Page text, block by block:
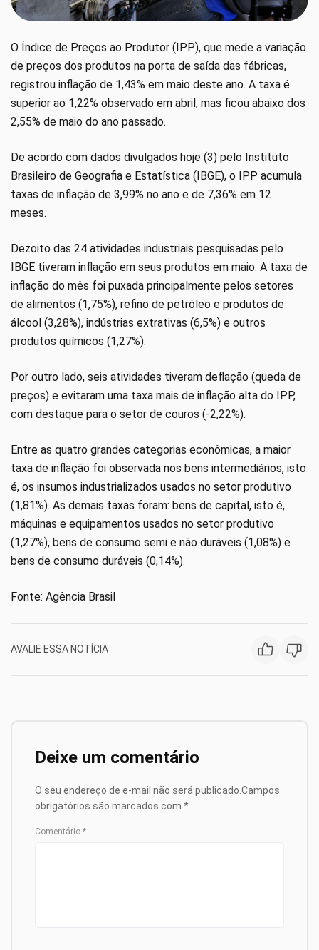
O Índice de Preços ao Produtor (IPP), que mede a variação
de preços dos produtos na porta de saída das fábricas,
registrou inflação de 1,43% em maio deste ano. A taxa é
superior ao 1,22% observado em abril, mas ficou abaixo dos
2,55% de maio do ano passado.
De acordo com dados divulgados hoje (3) pelo Instituto
Brasileiro de Geografia e Estatística (IBGE), o IPP acumula
taxas de inflação de 3,99% no ano e de 7,36% em 12
meses.
Dezoito das 24 atividades industriais pesquisadas pelo
IBGE tiveram inflação em seus produtos em maio. A taxa de
inflação do mês foi puxada principalmente pelos setores
de alimentos (1,75%), refino de petróleo e produtos de
álcool (3,28%), indústrias extrativas (6,5%) e outros
produtos químicos (1,27%).
Por outro lado, seis atividades tiveram deflação (queda de
preços) e evitaram uma taxa mais de inflação alta do IPP,
com destaque para o setor de couros (-2,22%).
Entre as quatro grandes categorias econômicas, a maior
taxa de inflação foi observada nos bens intermediários, isto
é, os insumos industrializados usados no setor produtivo
(1,81%). As demais taxas foram: bens de capital, isto é,
máquinas e equipamentos usados no setor produtivo
(1,27%), bens de consumo semi e não duráveis (1,08%) e
bens de consumo duráveis (0,14%).
Fonte: Agência Brasil
AVALIE ESSA NOTÍCIA
Deixe um comentário
O seu endereço de e-mail não será publicado. Campos
obrigatórios são marcados com *
Comentário *